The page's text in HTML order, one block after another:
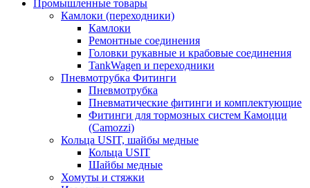
Промышленные товары
Камлоки (переходники)
Камлоки
Ремонтные соединения
Головки рукавные и крабовые соединения
TankWagen и переходники
Пневмотрубка Фитинги
Пневмотрубка
Пневматические фитинги и комплектующие
Фитинги для тормозных систем Камоцци
(Camozzi)
Кольца USIT, шайбы медные
Кольца USIT
Шайбы медные
Хомуты и стяжки